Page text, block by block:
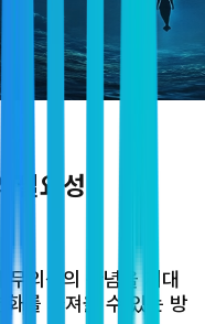
필요성
의식의 관념을 제대
를 가져올 수 있는 방